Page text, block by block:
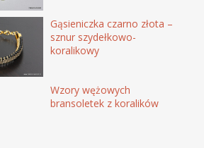
Gąsieniczka czarno złota –
sznur szydełkowo-
koralikowy
Wzory wężowych
bransoletek z koralików